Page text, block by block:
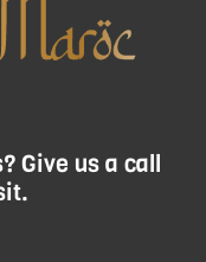
Give us a call